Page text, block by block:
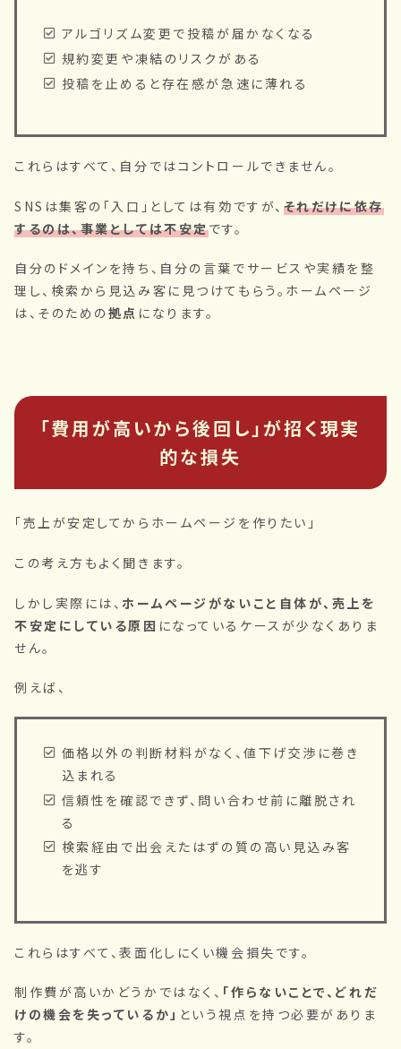
アルゴリズム変更で投稿が届かなくなる
規約変更や凍結のリスクがある
投稿を止めると存在感が急速に薄れる
これらはすべて、自分ではコントロールできません。
SNSは集客の「入口」としては有効ですが、 それだけに依存
するのは、事業としては不安定です。
自分のドメインを持ち、自分の言葉でサービスや実績を整
理し、検索から見込み客に見つけてもらう。ホームページ
は、そのための 拠点 になります。
「費用が高いから後回し」が招く現実
的な損失
「売上が安定してからホームページを作りたい」
この考え方もよく聞きます。
しかし実際には、 ホームページがないこと自体が、売上を
不安定にしている原因 になっているケースが少なくありま
せん。
例えば、
価格以外の判断材料がなく、値下げ交渉に巻き
込まれる
信頼性を確認できず、問い合わせ前に離脱され
る
検索経由で出会えたはずの質の高い見込み客
を逃す
これらはすべて、表面化しにくい機会損失です。
制作費が高いかどうかではなく、 「作らないことで、どれだ
けの機会を失っているか」 という視点を持つ必要がありま
す。